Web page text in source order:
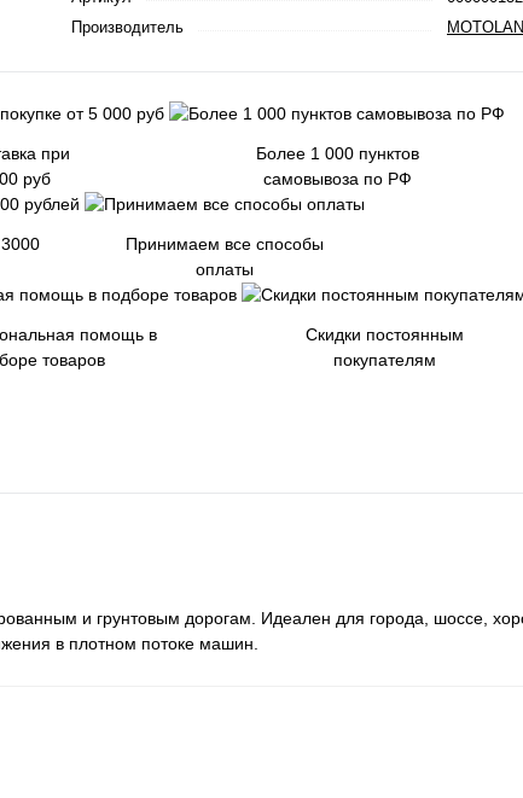
Производитель
при
руб
Более 1 000 пунктов
самовывоза по РФ
Принимаем все способы
оплаты
помощь в
товаров
Скидки постоянным
покупателям
и грунтовым дорогам. Идеален для города, шоссе,
в плотном потоке машин.